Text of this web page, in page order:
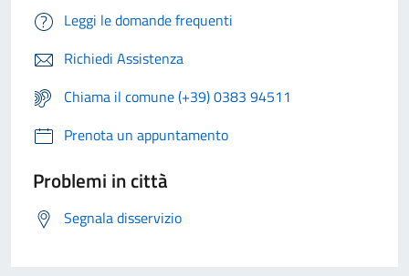
Leggi le domande frequenti
Richiedi Assistenza
Chiama il comune (+39) 0383 94511
Prenota un appuntamento
Problemi in città
Segnala disservizio